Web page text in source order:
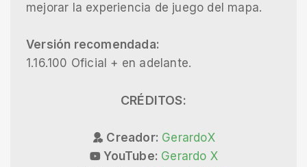
mejorar la experiencia de juego del mapa.
Versión recomendada:
1.16.100 Oficial + en adelante.
CRÉDITOS:
Creador: GerardoX
YouTube: Gerardo X